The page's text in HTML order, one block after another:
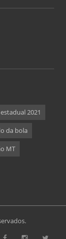
estadual 2021
da bola
MT